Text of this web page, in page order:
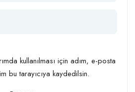
kullanılması için adım, e-posta
bu tarayıcıya kaydedilsin.